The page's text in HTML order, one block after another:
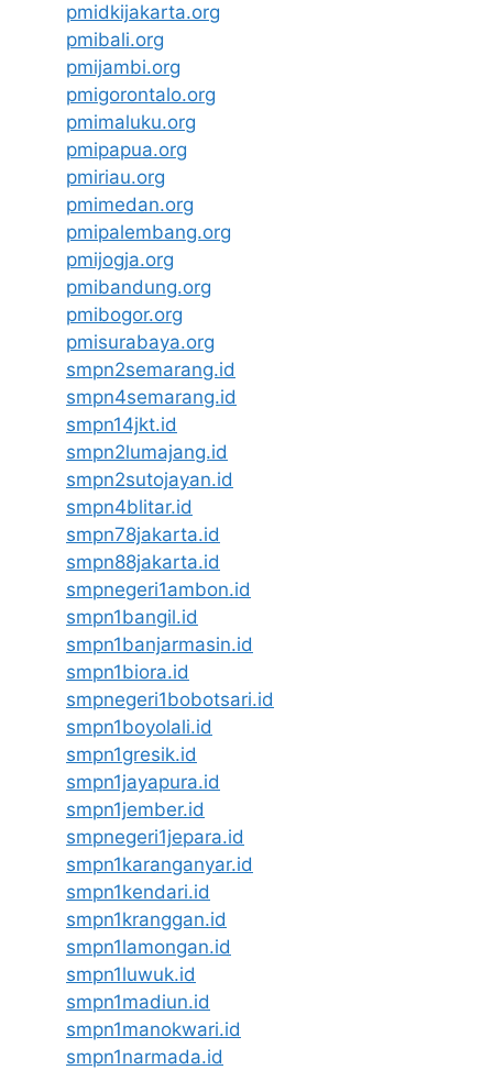
pmidkijakarta.org
pmibali.org
pmijambi.org
pmigorontalo.org
pmimaluku.org
pmipapua.org
pmiriau.org
pmimedan.org
pmipalembang.org
pmijogja.org
pmibandung.org
pmibogor.org
pmisurabaya.org
smpn2semarang.id
smpn4semarang.id
smpn14jkt.id
smpn2lumajang.id
smpn2sutojayan.id
smpn4blitar.id
smpn78jakarta.id
smpn88jakarta.id
smpnegeri1ambon.id
smpn1bangil.id
smpn1banjarmasin.id
smpn1biora.id
smpnegeri1bobotsari.id
smpn1boyolali.id
smpn1gresik.id
smpn1jayapura.id
smpn1jember.id
smpnegeri1jepara.id
smpn1karanganyar.id
smpn1kendari.id
smpn1kranggan.id
smpn1lamongan.id
smpn1luwuk.id
smpn1madiun.id
smpn1manokwari.id
smpn1narmada.id